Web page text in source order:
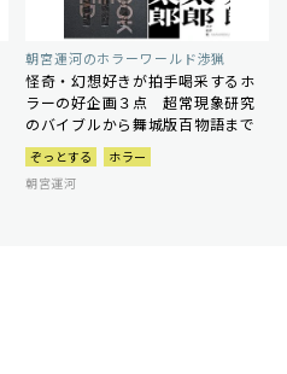
朝宮運河のホラーワールド渉猟
怪奇・幻想好きが拍手喝采するホ
ラーの好企画３点 超常現象研究
のバイブルから舞城版百物語まで
ぞっとする
ホラー
朝宮運河